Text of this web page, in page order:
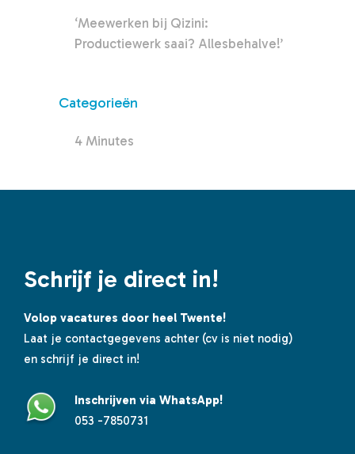
‘Meewerken bij Qizini:
Productiewerk saai? Allesbehalve!’
Categorieën
4 Minutes
Schrijf je direct in!
Volop vacatures door heel Twente!
Laat je contactgegevens achter (cv is niet nodig)
en schrijf je direct in!
Inschrijven via WhatsApp!
053 -7850731